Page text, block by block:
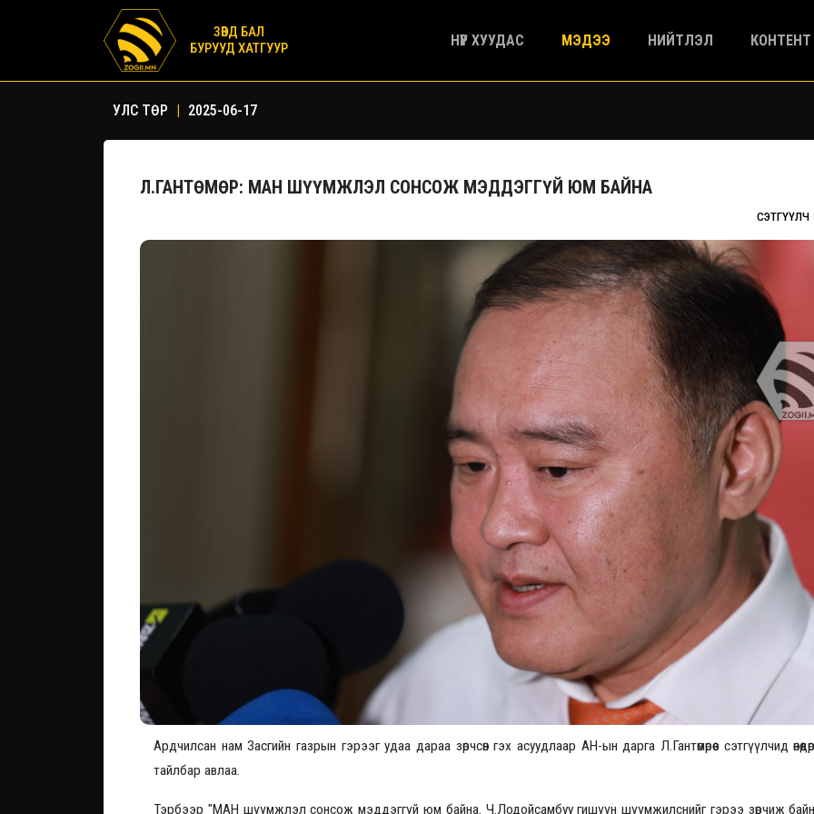
ЗӨВД БАЛ
БУРУУД ХАТГУУР
НҮҮР ХУУДАС МЭДЭЭ НИЙТЛЭЛ КОНТЕНТ
УЛС ТӨР | 2025-06-17
Л.ГАНТӨМӨР: МАН ШҮҮМЖЛЭЛ СОНСОЖ МЭДДЭГГҮЙ ЮМ БАЙНА
СЭТГҮҮЛЧ
Ардчилсан нам Засгийн газрын гэрээг удаа дараа зөрчсөн гэх асуудлаар АН-ын дарга Л.Гантөмөрөөс сэтгүүлчид
тайлбар авлаа.
Тэрбээр "МАН шүүмжлэл сонсож мэддэггүй юм байна. Ч.Лодойсамбуу гишүүн шүүмжилснийг гэрээ зөрчиж
Үзвэрийн хувиарууд